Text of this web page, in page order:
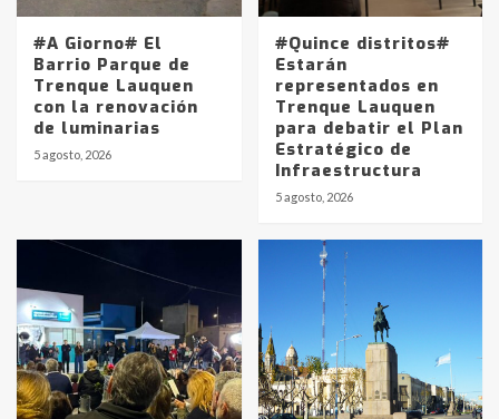
#A Giorno# El
Barrio Parque de
Trenque Lauquen
con la renovación
de luminarias
5 agosto, 2026
#Quince distritos#
Estarán
representados en
Trenque Lauquen
para debatir el Plan
Estratégico de
Infraestructura
5 agosto, 2026